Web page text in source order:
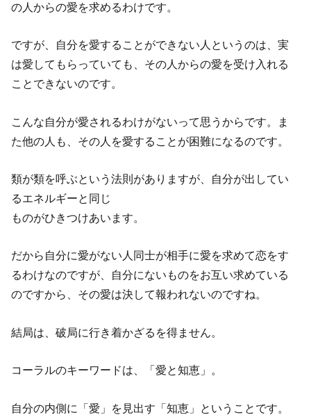
の人からの愛を求めるわけです。
ですが、自分を愛することができない人というのは、実
は愛してもらっていても、その人からの愛を受け入れる
ことできないのです。
こんな自分が愛されるわけがないって思うからです。ま
た他の人も、その人を愛することが困難になるのです。
類が類を呼ぶという法則がありますが、自分が出してい
るエネルギーと同じ
ものがひきつけあいます。
だから自分に愛がない人同士が相手に愛を求めて恋をす
るわけなのですが、自分にないものをお互い求めている
のですから、その愛は決して報われないのですね。
結局は、破局に行き着かざるを得ません。
コーラルのキーワードは、「愛と知恵」。
自分の内側に「愛」を見出す「知恵」ということです。